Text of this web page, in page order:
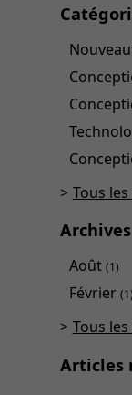
Tous
Archives
Août (1)
Février (1)
Tous
Articles